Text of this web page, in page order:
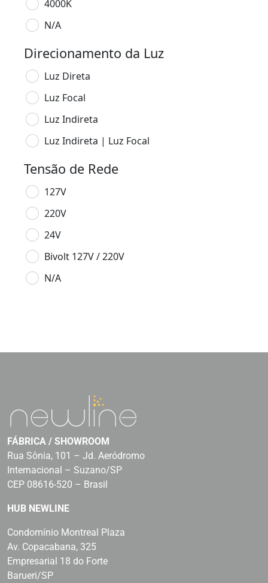
4000K
N/A
Direcionamento da Luz
Luz Direta
Luz Focal
Luz Indireta
Luz Indireta | Luz Focal
Tensão de Rede
127V
220V
24V
Bivolt 127V / 220V
N/A
FÁBRICA / SHOWROOM
Rua Sônia, 101 – Jd. Aeródromo
Internacional – Suzano/SP
CEP 08616-520 – Brasil
HUB NEWLINE
Condomínio Montreal Plaza
Av. Copacabana, 325
Empresarial 18 do Forte
Barueri/SP